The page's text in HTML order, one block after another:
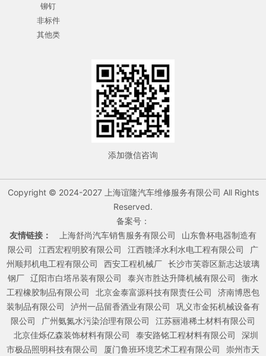
铆钉
非标件
其他类
添加微信咨询
Copyright © 2024-2027 上海谊隆汽车维修服务有限公司 All Rights
Reserved.
备案号：
友情链接：
上海舒尚汽车销售服务有限公司
山东鲁杯电器制造有
限公司
江西宏程明胶有限公司 江西赣泽水利水电工程有限公司
广
州顺邦机电工程有限公司
西安工程机械厂 长沙市芙蓉区新志达玻璃
钢厂 辽阳市白塔吊装有限公司 泰兴市胜达升降机械有限公司
衡水
工程橡胶制品有限公司
北京金泰富源科技有限责任公司
济南博恩包
装制品有限公司
泸州一品留香酒业有限公司
巩义市金拓机械设备有
限公司
广州氨氮水污染治理有限公司
江苏丽港稀土材料有限公司
北京佳烁亿森装饰材料有限公司
泰安路铭工程材料有限公司
深圳
市极品照明科技有限公司
厦门鲁班环境艺术工程有限公司 崇州市天